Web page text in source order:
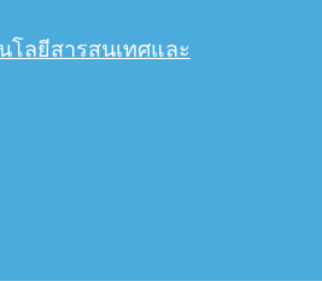
โลยีสารสนเทศและ